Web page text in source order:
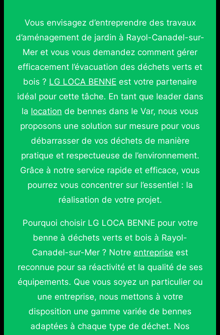
Vous envisagez d’entreprendre des travaux
d’aménagement de jardin à Rayol-Canadel-sur-
Mer et vous vous demandez comment gérer
efficacement l’évacuation des déchets verts et
bois ? LG LOCA BENNE est votre partenaire
idéal pour cette tâche. En tant que leader dans
la location de bennes dans le Var, nous vous
proposons une solution sur mesure pour vous
débarrasser de vos déchets de manière
pratique et respectueuse de l’environnement.
Grâce à notre service rapide et efficace, vous
pourrez vous concentrer sur l’essentiel : la
réalisation de votre projet.
Pourquoi choisir LG LOCA BENNE pour votre
benne à déchets verts et bois à Rayol-
Canadel-sur-Mer ? Notre entreprise est
reconnue pour sa réactivité et la qualité de ses
équipements. Que vous soyez un particulier ou
une entreprise, nous mettons à votre
disposition une gamme variée de bennes
adaptées à chaque type de déchet. Nos